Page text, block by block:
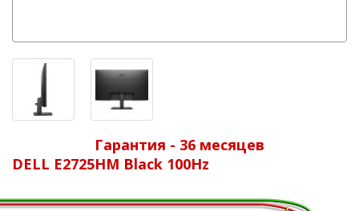
Гарантия - 36 месяцев
DELL E2725HM Black 100Hz